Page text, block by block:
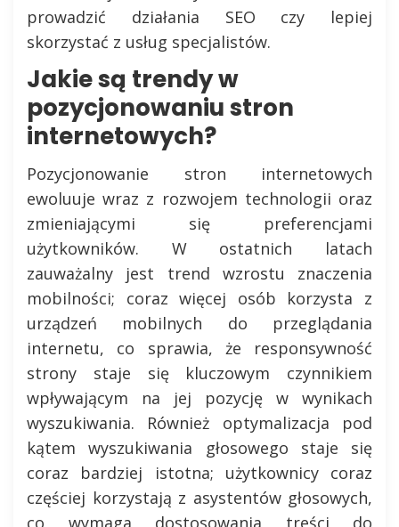
prowadzić działania SEO czy lepiej
skorzystać z usług specjalistów.
Jakie są trendy w
pozycjonowaniu stron
internetowych?
Pozycjonowanie stron internetowych
ewoluuje wraz z rozwojem technologii oraz
zmieniającymi się preferencjami
użytkowników. W ostatnich latach
zauważalny jest trend wzrostu znaczenia
mobilności; coraz więcej osób korzysta z
urządzeń mobilnych do przeglądania
internetu, co sprawia, że responsywność
strony staje się kluczowym czynnikiem
wpływającym na jej pozycję w wynikach
wyszukiwania. Również optymalizacja pod
kątem wyszukiwania głosowego staje się
coraz bardziej istotna; użytkownicy coraz
częściej korzystają z asystentów głosowych,
co wymaga dostosowania treści do